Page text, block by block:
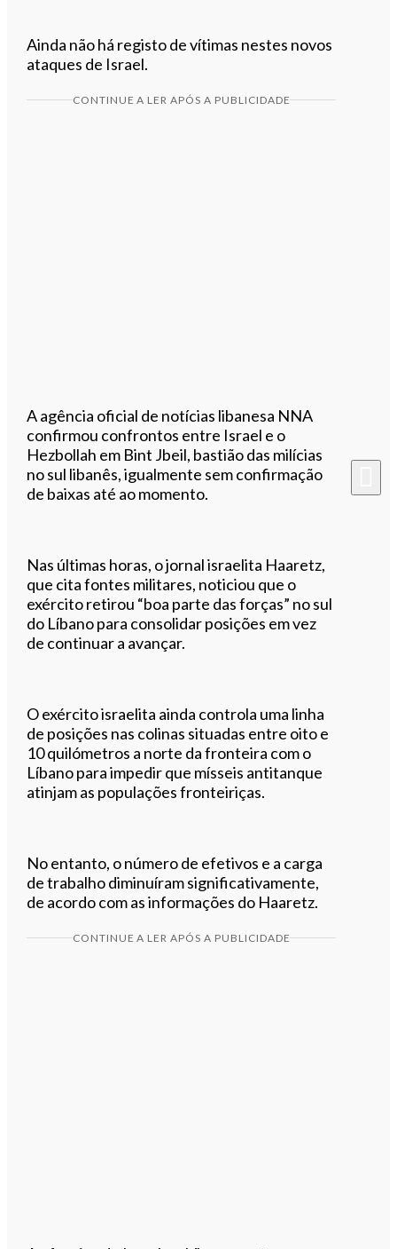
Ainda não há registo de vítimas nestes novos
ataques de Israel.
CONTINUE A LER APÓS A PUBLICIDADE
A agência oficial de notícias libanesa NNA
confirmou confrontos entre Israel e o
Hezbollah em Bint Jbeil, bastião das milícias
no sul libanês, igualmente sem confirmação
de baixas até ao momento.
Nas últimas horas, o jornal israelita Haaretz,
que cita fontes militares, noticiou que o
exército retirou “boa parte das forças” no sul
do Líbano para consolidar posições em vez
de continuar a avançar.
O exército israelita ainda controla uma linha
de posições nas colinas situadas entre oito e
10 quilómetros a norte da fronteira com o
Líbano para impedir que mísseis antitanque
atinjam as populações fronteiriças.
No entanto, o número de efetivos e a carga
de trabalho diminuíram significativamente,
de acordo com as informações do Haaretz.
CONTINUE A LER APÓS A PUBLICIDADE